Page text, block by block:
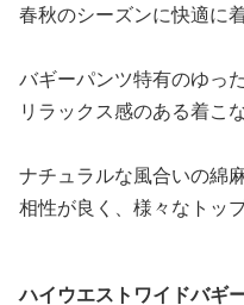
春秋のシーズンに快適に
バギーパンツ特有のゆっ
リラックス感のある着こ
ナチュラルな風合いの綿
相性が良く、様々なトッ
ハイウエストワイドバギ